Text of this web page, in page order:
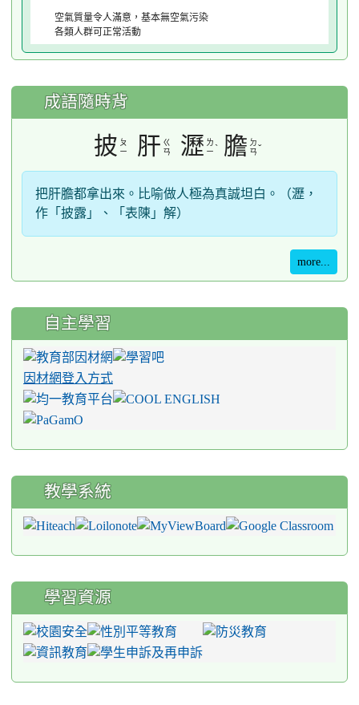
空氣質量令人滿意，基本無空氣污染
各類人群可正常活動
成語隨時背
披 ㄆ
ㄧ
肝 ㄍ
ㄢ
瀝 ㄌ
ㄧ ˋ 膽 ㄉ
ㄢˇ
把肝膽都拿出來。比喻做人極為真誠坦白。（瀝，
作「披露」、「表陳」解）
more...
自主學習
因材網登入方式
教學系統
學習資源